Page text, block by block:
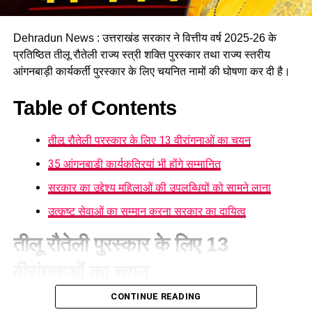
16 घरों में मिलेगा परिवार जैसा माहौल
प्रस्तावित आलंबन गांव में कॉटेज और छोटे घर विकसित किए जाएंगे। यहां
एक परिवार की तर्ज पर लोगों को रखा जाएगा। योजना के मुताबिक, एक
यूनिट में करीब दो महिलाएं, चार बच्चे और एक किशोरी को शामिल किया
महिलाओं और बच्चों को रोजमर्रा के जीवन में ज्यादा स्वतंत्रता और जिम्मेदारी
का अनुभव हो सके। प्रस्तावित परिसर में कुल 16 घर विकसित किए
Dehradun News : उत्तराखंड सरकार ने वित्तीय वर्ष 2025-26 के
प्रतिष्ठित तीलू रौतेली राज्य स्त्री शक्ति पुरस्कार तथा राज्य स्तरीय
आंगनबाड़ी कार्यकर्ती पुरस्कार के लिए चयनित नामों की घोषणा कर दी है।
Table of Contents
तीलू रौतेली पुरस्कार के लिए 13 वीरांगनाओं का चयन
35 आंगनबाड़ी कार्यकत्रियां भी होंगे सम्मानित
सरकार का उद्देश्य महिलाओं की उपलब्धियों को सामने लाना
उत्कृष्ट सेवाओं का सम्मान करना सरकार का दायित्व
तीलू रौतेली पुरस्कार के लिए 13
महिला सशक्तीकरण एवं बाल विकास विभागकी ओर से जारी सूची के
CONTINUE READING